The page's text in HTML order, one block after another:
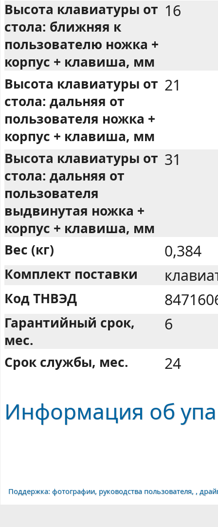
Высота клавиатуры от
стола: ближняя к
пользователю ножка +
корпус + клавиша, мм
16
Высота клавиатуры от
стола: дальняя от
пользователя ножка +
корпус + клавиша, мм
21
Высота клавиатуры от
стола: дальняя от
пользователя
выдвинутая ножка +
корпус + клавиша, мм
31
Вес (кг) 0,384
Комплект поставки
Код ТНВЭД
Гарантийный срок,
мес.
6
Срок службы, мес. 24
Информация об
Поддержка: фотографии, руководства пользователя, ,